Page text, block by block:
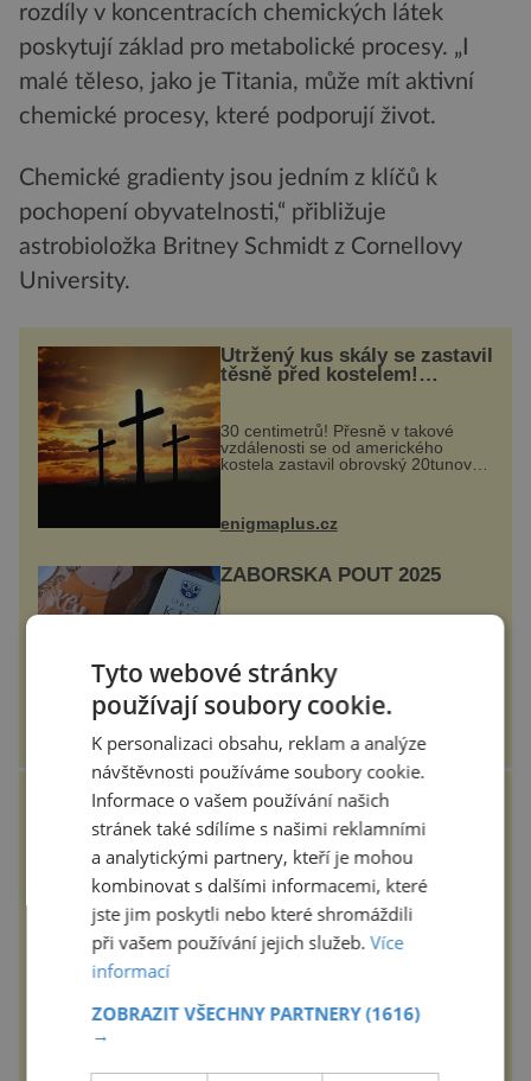
rozdíly v koncentracích chemických látek
poskytují základ pro metabolické procesy. „I
malé těleso, jako je Titania, může mít aktivní
chemické procesy, které podporují život.
Chemické gradienty jsou jedním z klíčů k
pochopení obyvatelnosti,“ přibližuje
astrobioložka Britney Schmidt z Cornellovy
University.
Utržený kus skály se zastavil
těsně před kostelem!
Ochránila ho boží síla?
30 centimetrů! Přesně v takové
vzdálenosti se od amerického
kostela zastavil obrovský 20tunový
při její demolici. Podle místních stojí
...
enigmaplus.cz
ZÁBOŘSKÁ POUŤ 2025
hod. u kostela v Záboří, části obce
Kly u Mělníka. V programu
naleznete komentovanou prohlídku
kostela, dobovou hudbu, řemesla,
atrakce...
epochanacestach.cz
Černovická rezidence:
Pedant Hlávka kontroloval
každou cihlu
Patří mezi sedm novodobých divů
Ukrajiny. Řeč je o obřím
černovickém areálu, za jehož
vznikem stál slavný český architekt
Josef Hlávka. Ten si na něm dal
mimořádně záležet. Jeho stavební
Měkké na dotek, krásné na
Tyto webové stránky
používají soubory cookie.
K personalizaci obsahu, reklam a analýze
návštěvnosti používáme soubory cookie.
Informace o vašem používání našich
stránek také sdílíme s našimi reklamními
a analytickými partnery, kteří je mohou
kombinovat s dalšími informacemi, které
jste jim poskytli nebo které shromáždili
při vašem používání jejich služeb.Více
informací
ZOBRAZIT VŠECHNY PARTNERY(1616)
→